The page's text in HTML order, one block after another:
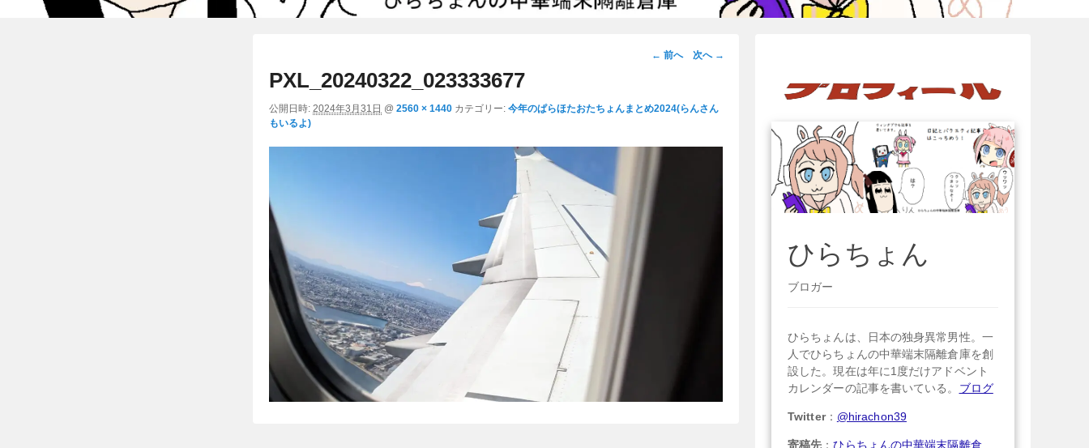
画
ビ
シ
← 前へ 次へ →
PXL_20240322_023333677
公開日時: 2024年3月31日 @ 2560 × 1440 カテゴリー: 今年のぱらほたおたちょんまとめ2024(らんさん
もいるよ)
ひらちょん
ブロガー
ひらちょんは、日本の独身異常男性。一
人でひらちょんの中華端末隔離倉庫を創
設した。現在は年に1度だけアドベント
カレンダーの記事を書いている。 ブログ
Twitter： @hirachon39
寄稿先 ：ひらちょんの中華端末隔離倉